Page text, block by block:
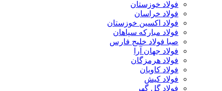
فولاد خوزستان
فولاد خراسان
فولاد اکسین خوزستان
فولاد مبارکه سپاهان
صبا فولاد خلیج فارس
فولاد جهان آرا
فولاد هرمزگان
فولاد کاویان
فولاد کیش
فولاد گل گهر